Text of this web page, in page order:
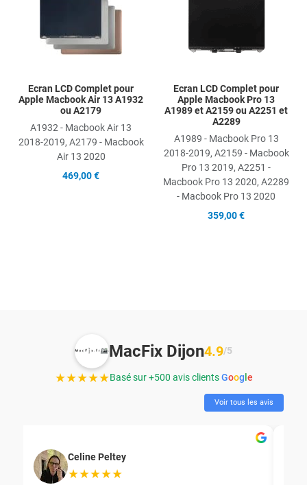
Quick View
Ecran LCD Complet pour
Apple Macbook Air 13 A1932
ou A2179
A1932 - Macbook Air 13
2018-2019, A2179 - Macbook
Air 13 2020
469,00 €
Ecran LCD Complet pour
Apple Macbook Pro 13
A1989 et A2159 ou A2251 et
A2289
A1989 - Macbook Pro 13
2018-2019, A2159 - Macbook
Pro 13 2019, A2251 -
Macbook Pro 13 2020, A2289
- Macbook Pro 13 2020
359,00 €
MacFix Dijon4.9/5
★★★★★Basé sur +500 avis clientsGoogle
Voir tous les avis
Celine Peltey
★★★★★